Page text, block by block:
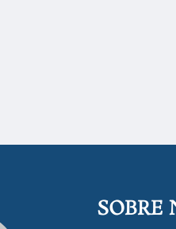
SOBRE